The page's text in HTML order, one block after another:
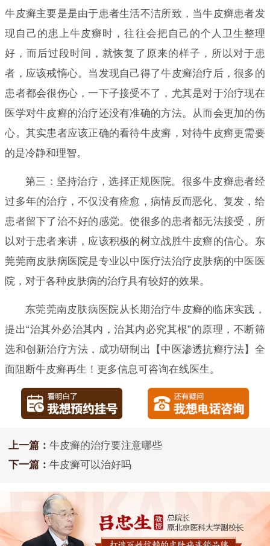
牛皮癣主要是是由于患者生活不洁所致，当牛皮癣患者发
现自己的患上牛皮癣时，往往会把自己的个人卫生整理
好，而后过段时间，就恢复了原来的样子，所以对于患
者，应该戒惰心。当发现自己得了牛皮癣治疗后，很多的
患者都会很伤心，一下子接受不了，尤其是对于治疗现在
医学对牛皮癣的治疗还没有准确的方法。从而会更加的伤
心。其实患者应该正确的看待牛皮癣，对待牛皮癣更需要
的是冷静和理智。
第三：坚持治疗，选择正规医院。很多牛皮癣患者经
过多年的治疗，不仅没有痊愈，病情反而恶化、复发，给
患者留下了治不好的感觉。使很多的患者都无法接受，所
以对于患者来讲，应该积极的树立战胜牛皮癣的信心。东
莞莞南皮肤病医院是专业以中医疗法治疗皮肤病的中医医
院，对于各种皮肤病的治疗具有较好的效果。
东莞莞南皮肤病医院从长期治疗牛皮癣的临床实践，
提出“治其外必治其内，治其内必究其根”的原理，不断筛
选和创新治疗方法，成功研制出【中医渗透抗癣疗法】全
面阻断牛皮癣再生！更多信息可咨询在线医生。
上一篇： 牛皮癣的治疗要注意哪些
下一篇： 牛皮癣可以治好吗